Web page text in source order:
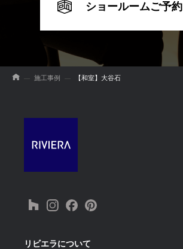
ショールームご予約
施工事例 【和室】大谷石
リビエラについて